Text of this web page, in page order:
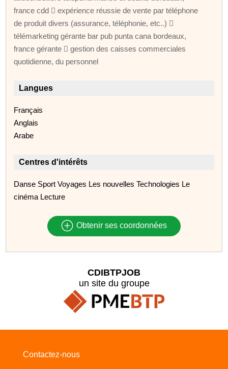
france cdd  expérience réussie de vente par téléphone
de produit divers (assurance, téléphonie, etc..) 
télémarketing gérante bar pub punta cana bordeaux,
france gérante  gestion des caisses commerciales
quotidienne, du personnel
Langues
Français
Anglais
Arabe
Centres d'intérêts
Danse Sport Voyages Les nouvelles Technologies Le
cinéma Lecture
Obtenir ses coordonnées
CDIBTPJOB
un site du groupe
Contactez-nous